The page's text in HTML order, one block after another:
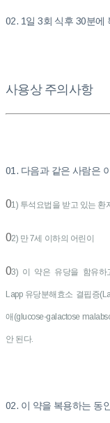
02. 1일 3회 식후 30분에
사용상 주의사항
01. 다음과 같은 사람은
01) 투석요법을 받고 있는 환
02) 만 7세 이하의 어린이
03) 이 약은 유당을 함유하
Lapp 유당분해효소 결핍증
애(glucose-galactose
안 된다.
02. 이 약을 복용하는 동